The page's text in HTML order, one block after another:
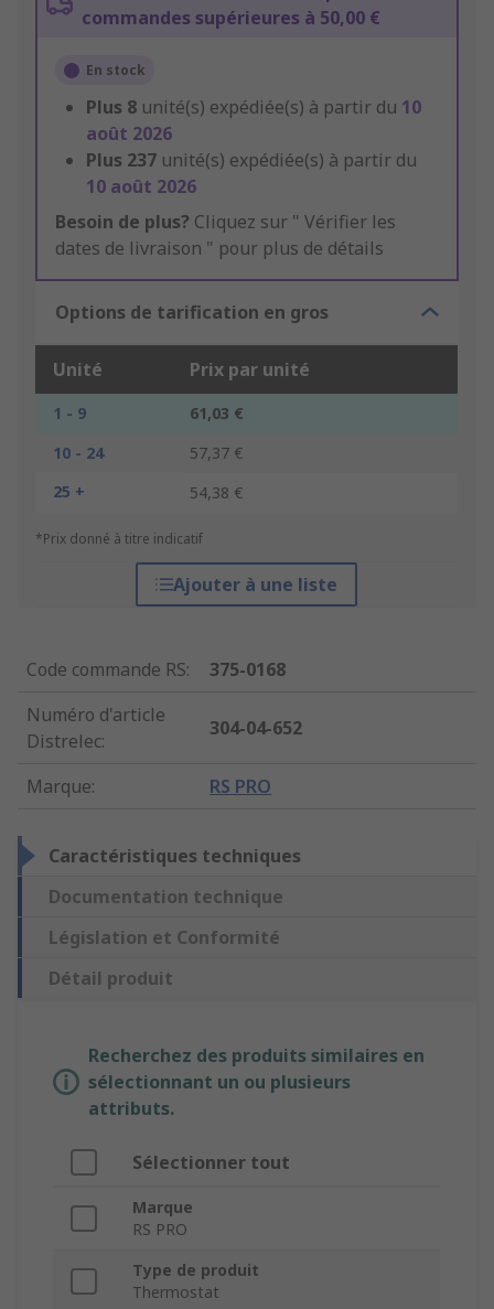
commandes supérieures à 50,00 €
En stock
Plus 8 unité(s) expédiée(s) à partir du 10
août 2026
Plus 237 unité(s) expédiée(s) à partir du
10 août 2026
Besoin de plus? Cliquez sur " Vérifier les
dates de livraison " pour plus de détails
Options de tarification en gros
Unité Prix par unité
1 - 9
61,03 €
10 - 24
57,37 €
25 +
54,38 €
*Prix donné à titre indicatif
Ajouter à une liste
Code commande RS:
375-0168
Numéro d'article
Distrelec:
304-04-652
Marque: RS PRO
Caractéristiques techniques
Documentation technique
Législation et Conformité
Détail produit
Recherchez des produits similaires en
sélectionnant un ou plusieurs
attributs.
Sélectionner tout
Marque
RS PRO
Type de produit
Thermostat